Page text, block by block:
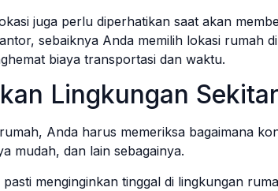
juga perlu diperhatikan saat akan
sebaiknya Anda memilih lokasi rumah
biaya transportasi dan waktu.
Lingkungan Sekitar
Anda harus memeriksa bagaimana
mudah, dan lain sebagainya.
menginginkan tinggal di lingkungan